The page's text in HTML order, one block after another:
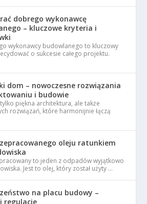
dobrego wykonawcę
– kluczowe kryteria i
wykonawcy budowlanego to kluczowy
o sukcesie całego projektu.
dom – nowoczesne rozwiązania
i budowie
piękna architektura, ale także
rozwiązań, które harmonijnie łączą
oleju ratunkiem
to jeden z odpadów wyjątkowo
Jest to olej, który został użyty …
na placu budowy –
regulacje